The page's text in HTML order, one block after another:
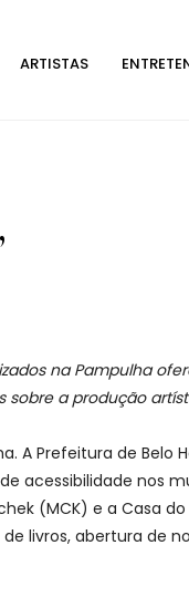
ARTISTAS
na Pampulha
a produção
A Prefeitura de
acessibilidade nos
(MCK) e a Casa
livros, abertura de